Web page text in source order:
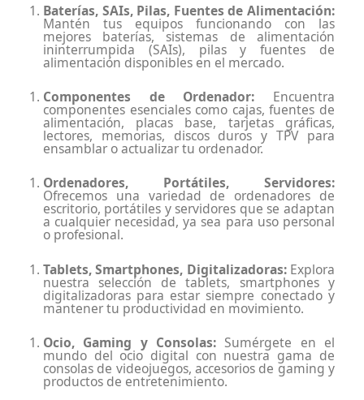
Baterías, SAIs, Pilas, Fuentes de Alimentación:
Mantén tus equipos funcionando con las
mejores baterías, sistemas de alimentación
ininterrumpida (SAIs), pilas y fuentes de
alimentación disponibles en el mercado.
Componentes de Ordenador: Encuentra
componentes esenciales como cajas, fuentes de
alimentación, placas base, tarjetas gráficas,
lectores, memorias, discos duros y TPV para
ensamblar o actualizar tu ordenador.
Ordenadores, Portátiles,Servidores:
Ofrecemos una variedad de ordenadores de
escritorio, portátiles y servidores que se adaptan
a cualquier necesidad, ya sea para uso personal
o profesional.
Tablets, Smartphones, Digitalizadoras:Explora
nuestra selección de tablets, smartphones y
digitalizadoras para estar siempre conectado y
mantener tu productividad en movimiento.
Ocio, Gaming y Consolas:Sumérgete en el
mundo del ocio digital con nuestra gama de
consolas de videojuegos, accesorios de gaming y
productos de entretenimiento.